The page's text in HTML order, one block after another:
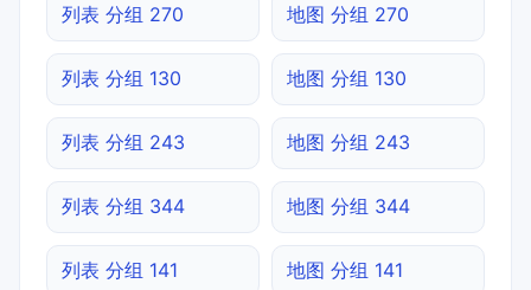
列表 分组 270 地图 分组 270
列表 分组 130 地图 分组 130
列表 分组 243 地图 分组 243
列表 分组 344 地图 分组 344
列表 分组 141 地图 分组 141